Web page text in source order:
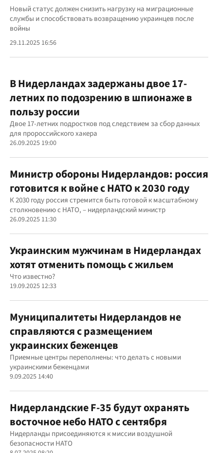
Новый статус должен снизить нагрузку на миграционные
службы и способствовать возвращению украинцев после
войны
29.11.2025 16:56
В Нидерландах задержаны двое 17-
летних по подозрению в шпионаже в
пользу россии
Двое 17-летних подростков под следствием за сбор данных
для пророссийского хакера
26.09.2025 19:00
Министр обороны Нидерландов: россия
готовится к войне с НАТО к 2030 году
К 2030 году россия стремится быть готовой к масштабному
столкновению с НАТО, – нидерландский министр
26.09.2025 11:30
Украинским мужчинам в Нидерландах
хотят отменить помощь с жильем
Что известно?
19.09.2025 12:33
Муниципалитеты Нидерландов не
справляются с размещением
украинских беженцев
Приемные центры переполнены: что делать с новыми
украинскими беженцами
9.09.2025 14:40
Нидерландские F-35 будут охранять
восточное небо НАТО с сентября
Нидерланды присоединяются к миссии воздушной
безопасности НАТО